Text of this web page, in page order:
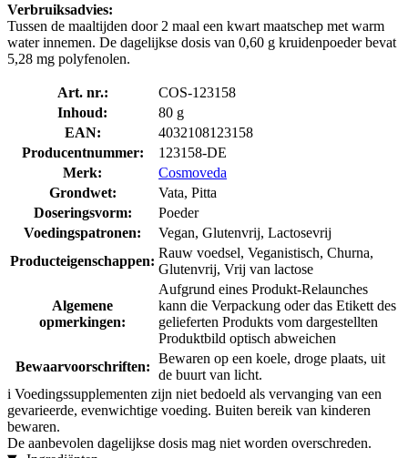
Verbruiksadvies:
Tussen de maaltijden door 2 maal een kwart maatschep met warm
water innemen. De dagelijkse dosis van 0,60 g kruidenpoeder bevat
5,28 mg polyfenolen.
Art. nr.:
COS-123158
Inhoud:
80 g
EAN:
4032108123158
Producentnummer:
123158-DE
Merk:
Cosmoveda
Grondwet:
Vata, Pitta
Doseringsvorm:
Poeder
Voedingspatronen:
Vegan, Glutenvrij, Lactosevrij
Producteigenschappen:
Rauw voedsel, Veganistisch, Churna,
Glutenvrij, Vrij van lactose
Algemene
opmerkingen:
Aufgrund eines Produkt-Relaunches
kann die Verpackung oder das Etikett des
gelieferten Produkts vom dargestellten
Produktbild optisch abweichen
Bewaarvoorschriften:
Bewaren op een koele, droge plaats, uit
de buurt van licht.
i Voedingssupplementen zijn niet bedoeld als vervanging van een
gevarieerde, evenwichtige voeding. Buiten bereik van kinderen
bewaren.
De aanbevolen dagelijkse dosis mag niet worden overschreden.